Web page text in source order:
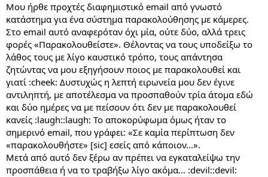
Μου ήρθε προχτές διαφημιστικό email από γνωστό
κατάστημα για ένα σύστημα παρακολούθησης με κάμερες.
Στο email αυτό αναφερόταν όχι μία, ούτε δύο, αλλά τρεις
φορές «Παρακολουθείστε». Θέλοντας να τους υποδείξω το
λάθος τους με λίγο καυστικό τρόπο, τους απάντησα
ζητώντας να μου εξηγήσουν ποιος με παρακολουθεί και
γιατί :cheek: Δυστυχώς η λεπτή ειρωνεία μου δεν έγινε
αντιληπτή, με αποτέλεσμα να προσπαθούν τρία άτομα εδώ
και δύο ημέρες να με πείσουν ότι δεν με παρακολουθεί
κανείς :laugh::laugh: Το αποκορύφωμα όμως ήταν το
σημερινό email, που γράφει: «Σε καμία περίπτωση δεν
«παρακολουθήστε» [sic] εσείς από κάποιον...».
Μετά από αυτό δεν ξέρω αν πρέπει να εγκαταλείψω την
προσπάθεια ή να το τραβήξω λίγο ακόμα... :devil::devil: